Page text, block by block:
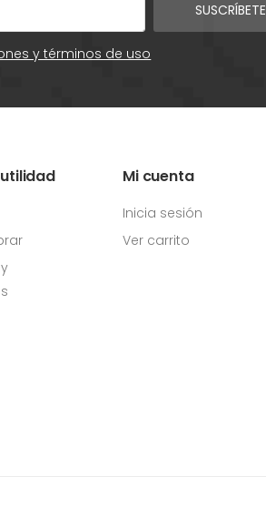
SUSCRÍBETE
y términos de uso
Mi cuenta
Inicia sesión
Ver carrito